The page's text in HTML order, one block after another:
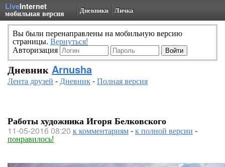
LiveInternet
мобильная версия Дневники Личка
Вы были перенаправлены на мобильную версию
страницы. Вернуться!
Авторизация
Дневник Arnusha
Лента друзей -Дневник-Полная версия
Работы художника Игоря Белковского
11-05-2016 08:20 к комментариям-к полной версии -
понравилось!